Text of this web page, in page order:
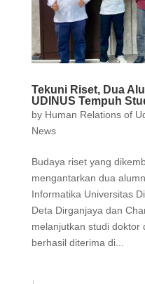
Tekuni Riset, Dua
UDINUS Tempuh
by Human Relations of
News
Budaya riset yang
mengantarkan dua
Informatika Universitas
Deta Dirganjaya dan
melanjutkan studi doktor
berhasil diterima di...